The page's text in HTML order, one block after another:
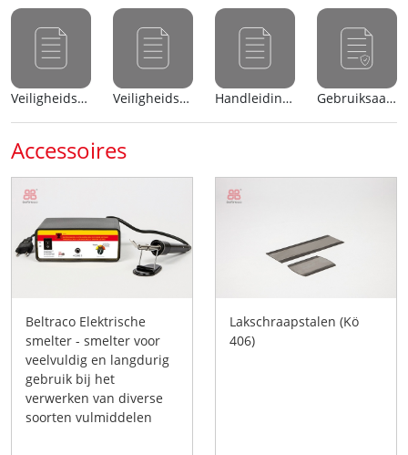
Veiligheidsblad (nl) Veiligheidsblad (en) Handleiding (nl) Gebruiksaanwijzing
Accessoires
Beltraco Elektrische
smelter - smelter voor
veelvuldig en langdurig
gebruik bij het
verwerken van diverse
soorten vulmiddelen
Lakschraapstalen (Kö
406)